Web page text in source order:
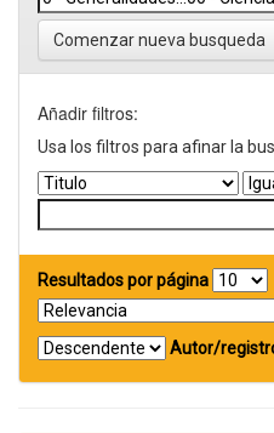
Comenzar nueva busqueda
Añadir filtros:
Usa los filtros para afinar la
Resultados por página
Autor/